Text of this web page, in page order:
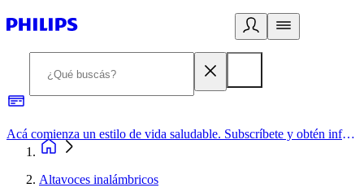
Acá comienza un estilo de vida saludable. Subscríbete y obtén información de primera mano
Altavoces inalámbricos